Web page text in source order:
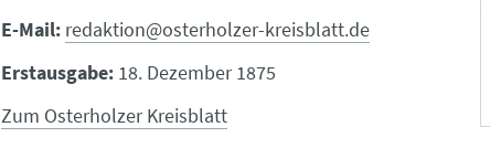
E-Mail: redaktion@osterholzer-kreisblatt.de
Erstausgabe: 18. Dezember 1875
Zum Osterholzer Kreisblatt